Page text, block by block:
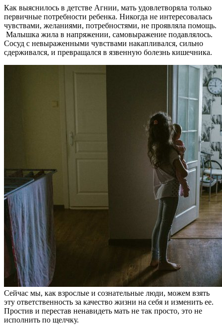
Как выяснилось в детстве Агнии, мать удовлетворяла только
первичные потребности ребенка. Никогда не интересовалась
чувствами, желаниями, потребностями, не проявляла помощь.
Малышка жила в напряжении, самовыражение подавлялось.
Сосуд с невыраженными чувствами накапливался, сильно
сдерживался, и превращался в язвенную болезнь кишечника.
Сейчас мы, как взрослые и сознательные люди, можем взять
эту ответственность за качество жизни на себя и изменить ее.
Простив и перестав ненавидеть мать не так просто, это не
исполнить по щелчку.